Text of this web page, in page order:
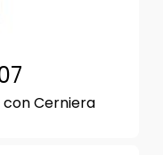
con Cerniera